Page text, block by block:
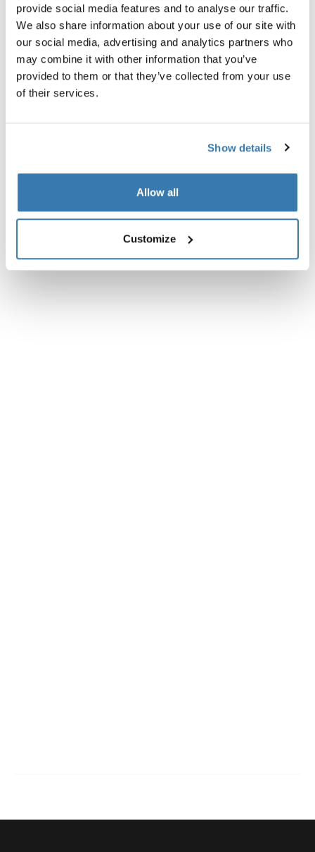
provide social media features and to analyse our traffic.
We also share information about your use of our site with
our social media, advertising and analytics partners who
may combine it with other information that you’ve
provided to them or that they’ve collected from your use
of their services.
Show details
Allow all
Customize
El Thule Subterra 2 Powershuttle proporciona un
almacenamiento cuidadoso para cargadores, cables,
pequeños dispositivos electrónicos, bolígrafos y otros
artículos.
Toggle techspec
Especificaciones técnicas